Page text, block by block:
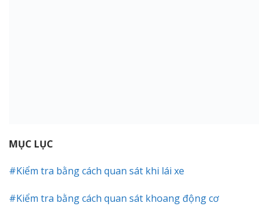
MỤC LỤC
#Kiểm tra bằng cách quan sát khi lái xe
#Kiểm tra bằng cách quan sát khoang động cơ